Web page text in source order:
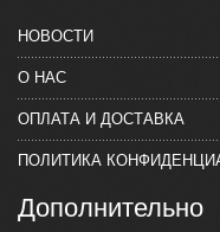
НОВОСТИ
О НАС
ОПЛАТА И ДОСТАВКА
ПОЛИТИКА
Дополнительно